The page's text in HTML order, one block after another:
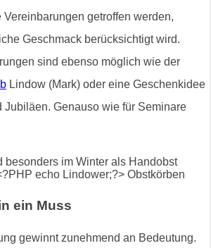
getroffen werden,
Geschmack berücksichtigt wird.
sind ebenso möglich wie der
Lindow (Mark) oder eine Geschenkidee
Jubiläen. Genauso wie für Seminare
ein Muss
gewinnt zunehmend an Bedeutung.